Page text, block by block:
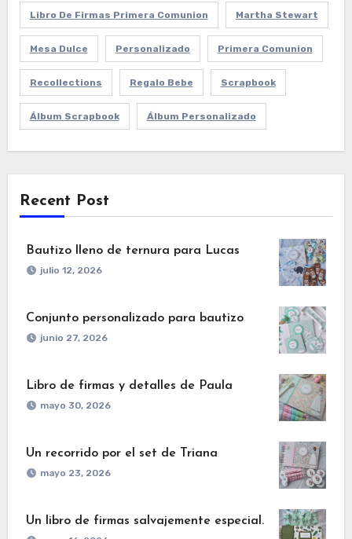
Libro De Firmas Primera Comunion Martha Stewart
Mesa Dulce Personalizado Primera Comunion
Recollections Regalo Bebe Scrapbook
Álbum Scrapbook Álbum Personalizado
Recent Post
Bautizo lleno de ternura para Lucas
julio 12, 2026
Conjunto personalizado para bautizo
junio 27, 2026
Libro de firmas y detalles de Paula
mayo 30, 2026
Un recorrido por el set de Triana
mayo 23, 2026
Un libro de firmas salvajemente especial.